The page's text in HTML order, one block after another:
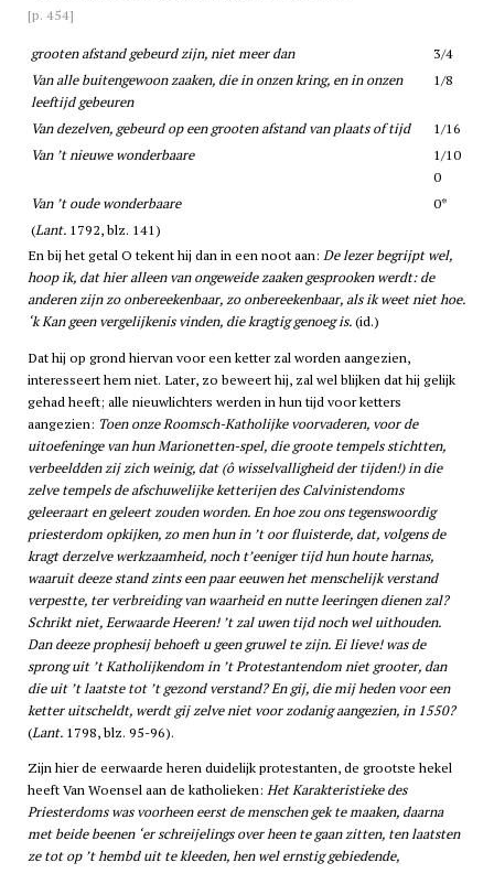
[p. 454]
grooten afstand gebeurd zijn, niet meer dan
3/4
Van alle buitengewoon zaaken, die in onzen kring, en in onzen
leeftijd gebeuren
1/8
Van dezelven, gebeurd op een grooten afstand van plaats of tijd
1/16
Van ’t nieuwe wonderbaare
1/10
0
Van ’t oude wonderbaare
0*
(Lant.1792, blz. 141)
En bij het getal O tekent hij dan in een noot aan: De lezer begrijpt wel,
hoop ik, dat hier alleen van ongeweide zaaken gesprooken werdt: de
anderen zijn zo onbereekenbaar, zo onbereekenbaar, als ik weet niet hoe.
‘k Kan geen vergelijkenis vinden, die kragtig genoeg is.(id.)
Dat hij op grond hiervan voor een ketter zal worden aangezien,
interesseert hem niet. Later, zo beweert hij, zal wel blijken dat hij gelijk
gehad heeft; alle nieuwlichters werden in hun tijd voor ketters
aangezien: Toen onze Roomsch-Katholijke voorvaderen, voor de
uitoefeninge van hun Marionetten-spel, die groote tempels stichtten,
verbeeldden zij zich weinig, dat (ô wisselvalligheid der tijden!) in die
zelve tempels de afschuwelijke ketterijen des Calvinistendoms
geleeraart en geleert zouden worden. En hoe zou ons tegenswoordig
priesterdom opkijken, zo men hun in ’t oor fluisterde, dat, volgens de
kragt derzelve werkzaamheid, noch t’eeniger tijd hun houte harnas,
waaruit deeze stand zints een paar eeuwen het menschelijk verstand
verpestte, ter verbreiding van waarheid en nutte leeringen dienen zal?
Schrikt niet, Eerwaarde Heeren! ’t zal uwen tijd noch wel uithouden.
Dan deeze prophesij behoeft u geen gruwel te zijn. Ei lieve! was de
sprong uit ’t Katholijkendom in ’t Protestantendom niet grooter, dan
die uit ’t laatste tot ’t gezond verstand? En gij, die mij heden voor een
ketter uitscheldt, werdt gij zelve niet voor zodanig aangezien, in 1550?
(Lant.1798, blz. 95-96).
Zijn hier de eerwaarde heren duidelijk protestanten, de grootste hekel
heeft Van Woensel aan de katholieken: Het Karakteristieke des
Priesterdoms was voorheen eerst de menschen gek te maaken, daarna
met beide beenen ‘er schreijelings over heen te gaan zitten, ten laatsten
ze tot op ’t hembd uit te kleeden, hen wel ernstig gebiedende,